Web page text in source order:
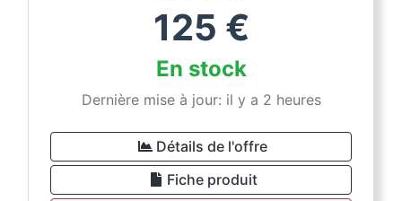
125 €
En stock
Dernière mise à jour: il y a 2 heures
Détails de l'offre
Fiche produit